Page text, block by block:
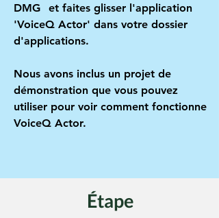
DMG
et faites glisser l'application
'VoiceQ Actor' dans votre dossier
d'applications.
Nous avons inclus un projet de
démonstration que vous pouvez
utiliser pour voir comment fonctionne
VoiceQ Actor.
Étape